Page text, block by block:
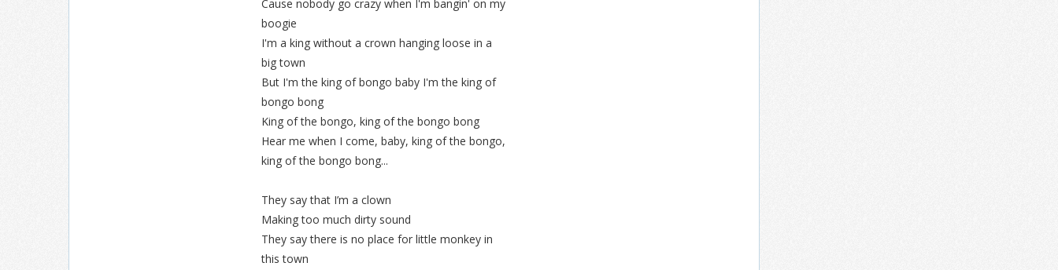
Cause nobody go crazy when I'm bangin' on my
boogie
I'm a king without a crown hanging loose in a
big town
But I'm the king of bongo baby I'm the king of
bongo bong
King of the bongo, king of the bongo bong
Hear me when I come, baby, king of the bongo,
king of the bongo bong...
They say that I’m a clown
Making too much dirty sound
They say there is no place for little monkey in
this town